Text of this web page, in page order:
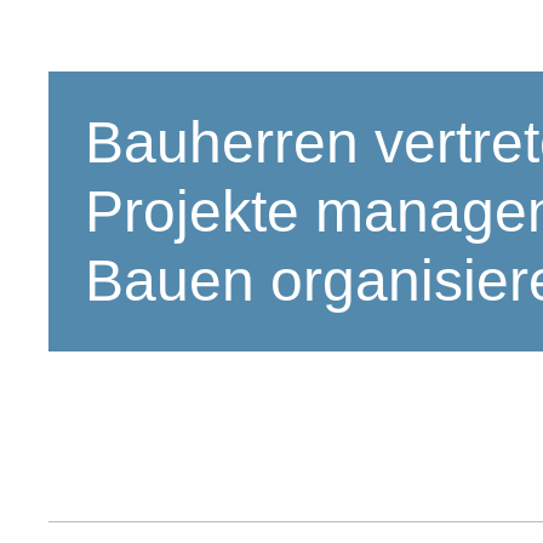
Bauherren
Projekte
Bauen